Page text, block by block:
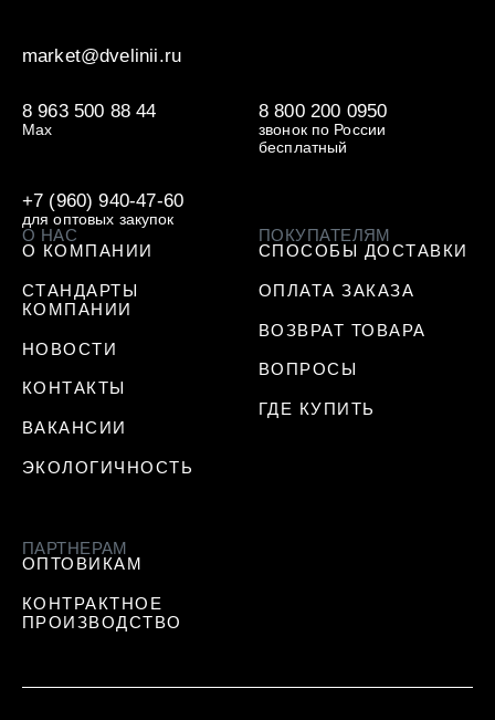
market@dvelinii.ru
8 800 200 0950
звонок по России
бесплатный
8 963 500 88 44
Max
+7 (960) 940-47-60
для оптовых закупок
О НАС
О КОМПАНИИ
СТАНДАРТЫ
КОМПАНИИ
НОВОСТИ
КОНТАКТЫ
ВАКАНСИИ
ЭКОЛОГИЧНОСТЬ
ПОКУПАТЕЛЯМ
СПОСОБЫ ДОСТАВКИ
ОПЛАТА ЗАКАЗА
ВОЗВРАТ ТОВАРА
ВОПРОСЫ
ГДЕ КУПИТЬ
ПАРТНЕРАМ
ОПТОВИКАМ
КОНТРАКТНОЕ
ПРОИЗВОДСТВО